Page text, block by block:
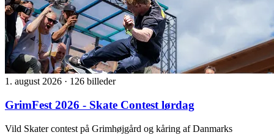
1. august 2026 · 126 billeder
GrimFest 2026 - Skate Contest lørdag
Vild Skater contest på Grimhøjgård og kåring af Danmarks